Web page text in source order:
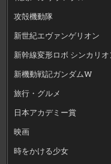
攻殻機動隊
新世紀エヴァンゲリオン
新幹線変形ロボ シンカリオ
新機動戦記ガンダムW
旅行・グルメ
日本アカデミー賞
映画
時をかける少女